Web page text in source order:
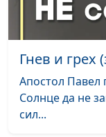
Как справиться с
завистью и
чужим успехам
Как отпустить
Гнев и грех
Апостол Павел
Солнце да не
сил...